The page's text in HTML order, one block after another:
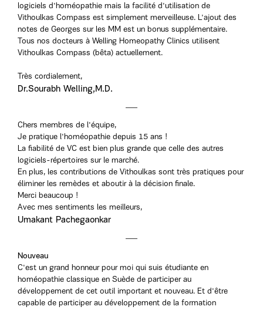
logiciels d'homéopathie mais la facilité d'utilisation de
Vithoulkas Compass est simplement merveilleuse. L'ajout des
notes de Georges sur les MM est un bonus supplémentaire.
Tous nos docteurs à Welling Homeopathy Clinics utilisent
Vithoulkas Compass (bêta) actuellement.
Très cordialement,
Dr.Sourabh Welling,M.D.
Chers membres de l'équipe,
Je pratique l'homéopathie depuis 15 ans !
La fiabilité de VC est bien plus grande que celle des autres
logiciels-répertoires sur le marché.
En plus, les contributions de Vithoulkas sont très pratiques pour
éliminer les remèdes et aboutir à la décision finale.
Merci beaucoup !
Avec mes sentiments les meilleurs,
Umakant Pachegaonkar
Nouveau
C'est un grand honneur pour moi qui suis étudiante en
homéopathie classique en Suède de participer au
développement de cet outil important et nouveau. Et d'être
capable de participer au développement de la formation